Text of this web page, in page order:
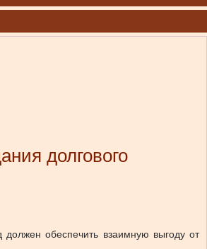
долгового
должен обеспечить взаимную выгоду от